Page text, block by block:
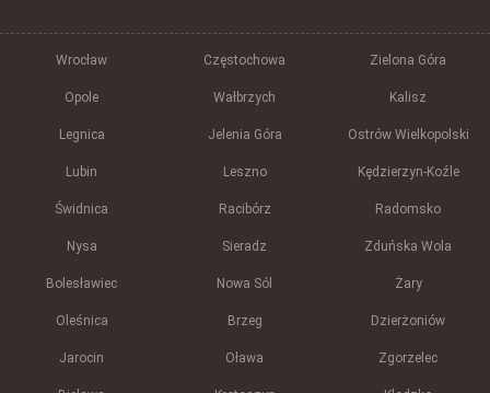
Wrocław Częstochowa Zielona Góra
Opole Wałbrzych Kalisz
Legnica Jelenia Góra Ostrów Wielkopolski
Lubin Leszno Kędzierzyn-Koźle
Świdnica Racibórz Radomsko
Nysa Sieradz Zduńska Wola
Bolesławiec Nowa Sól Żary
Oleśnica Brzeg Dzierżoniów
Jarocin Oława Zgorzelec